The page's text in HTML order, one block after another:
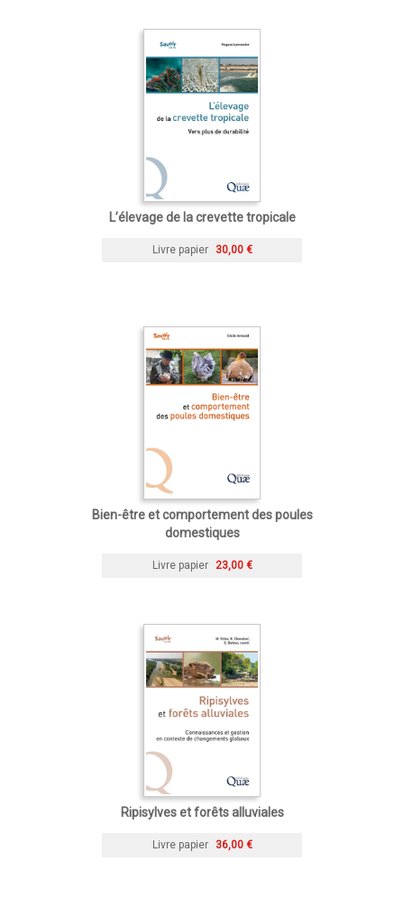
L’élevage de la crevette tropicale
Livre papier 30,00 €
Bien-être et comportement des poules
domestiques
Livre papier 23,00 €
Ripisylves et forêts alluviales
Livre papier 36,00 €